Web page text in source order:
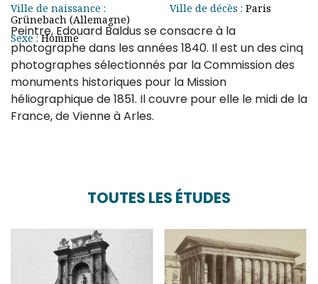
Ville de naissance :
Grünebach (Allemagne)
Sexe :Homme
Ville de décès : Paris
Peintre, Edouard Baldus se consacre à la
photographe dans les années 1840. Il est un des cinq
photographes sélectionnés par la Commission des
monuments historiques pour la Mission
héliographique de 1851. Il couvre pour elle le midi de la
France, de Vienne à Arles.
TOUTES LES ÉTUDES